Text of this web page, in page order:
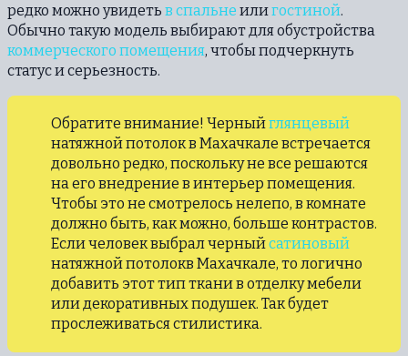
редко можно увидеть в спальне илигостиной.
Обычно такую модель выбирают для обустройства
коммерческого помещения, чтобы подчеркнуть
статус и серьезность.
Обратите внимание! Черныйглянцевый
натяжной потолок в Махачкале встречается
довольно редко, поскольку не все решаются
на его внедрение в интерьер помещения.
Чтобы это не смотрелось нелепо, в комнате
должно быть, как можно, больше контрастов.
Если человек выбрал черныйсатиновый
натяжной потолокв Махачкале, то логично
добавить этот тип ткани в отделку мебели
или декоративных подушек. Так будет
прослеживаться стилистика.